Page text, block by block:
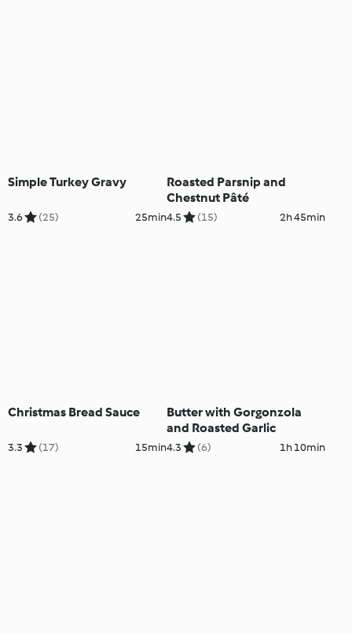
Simple Turkey Gravy
3.6 (25) 25min
Roasted Parsnip and
Chestnut Pâté
4.5 (15) 2h 45min
Christmas Bread Sauce
3.3 (17) 15min
Butter with Gorgonzola
and Roasted Garlic
4.3 (6) 1h 10min